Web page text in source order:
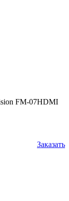
FM-07HDMI
Заказать